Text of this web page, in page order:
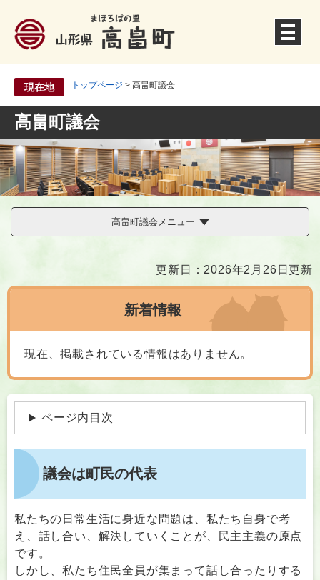
。
現在地 トップページ > 高畠町議会
高畠町議会
高畠町議会メニュー
文
更新日：2026年2月26日更新
新着情報
現在、掲載されている情報はありません。
ページ内目次
議会は町民の代表
私たちの日常生活に身近な問題は、私たち自身で考
え、話し合い、解決していくことが、民主主義の原点
です。
しかし、私たち住民全員が集まって話し合ったりする